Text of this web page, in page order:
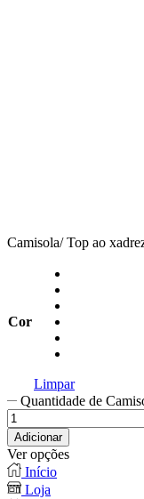
Camisola/ Top ao
Cor
Limpar
Quantidade de
Adicionar
Ver opções
Início
Loja